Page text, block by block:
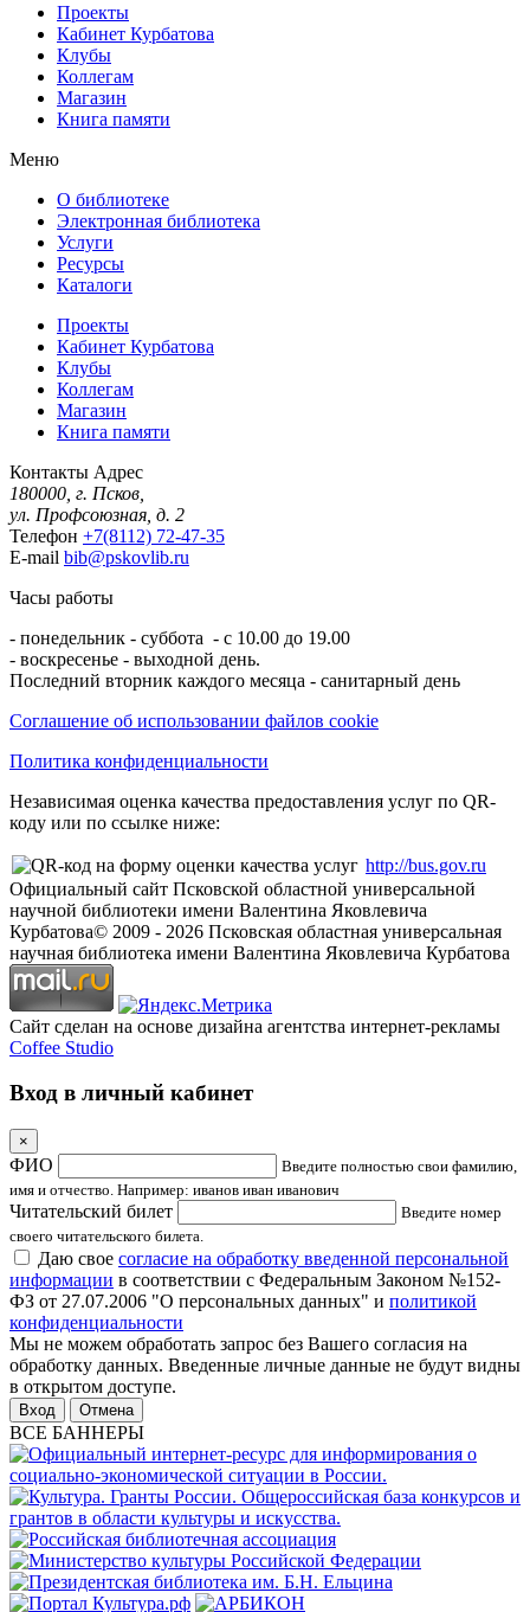
Проекты
Кабинет Курбатова
Клубы
Коллегам
Магазин
Книга памяти
Меню
О библиотеке
Электронная библиотека
Услуги
Ресурсы
Каталоги
Проекты
Кабинет Курбатова
Клубы
Коллегам
Магазин
Книга памяти
Контакты Адрес
180000, г. Псков,
ул. Профсоюзная, д. 2
Телефон +7(8112) 72-47-35
E-mail bib@pskovlib.ru
Часы работы
- понедельник - суббота - с 10.00 до 19.00
- воскресенье - выходной день.
Последний вторник каждого месяца - санитарный день
Соглашение об использовании файлов cookie
Политика конфиденциальности
Независимая оценка качества предоставления услуг по QR-
коду или по ссылке ниже:
http://bus.gov.ru
Официальный сайт Псковской областной универсальной
научной библиотеки имени Валентина Яковлевича
Курбатова© 2009 - 2026 Псковская областная универсальная
научная библиотека имени Валентина Яковлевича Курбатова
Сайт сделан на основе дизайна агентства интернет-рекламы
Coffee Studio
Вход в личный кабинет
×
ФИО
Введите полностью свои фамилию,
имя и отчество. Например: иванов иван иванович
Читательский билет
Введите номер
своего читательского билета.
Даю свое согласие на обработку введенной персональной
информации в соответствии с Федеральным Законом №152-
ФЗ от 27.07.2006 "О персональных данных" и политикой
конфиденциальности
Мы не можем обработать запрос без Вашего согласия на
обработку данных. Введенные личные данные не будут видны
в открытом доступе.
Отмена
ВСЕ БАННЕРЫ